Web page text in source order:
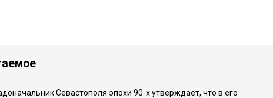
Севастополя эпохи 90-х утверждает, что в его